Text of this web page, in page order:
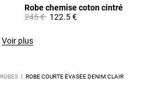
Robe chemise coton cintré
Prix réduit à partir de
245 €à122.5 €
Voir plus
ROBES ROBE COURTE ÉVASÉE DENIM CLAIR